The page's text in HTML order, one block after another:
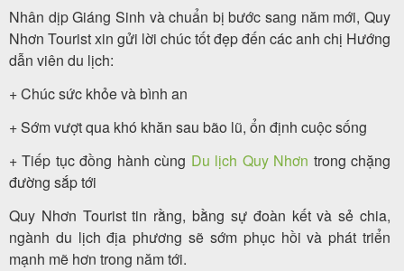
Nhân dịp Giáng Sinh và chuẩn bị bước sang năm mới, Quy
Nhơn Tourist xin gửi lời chúc tốt đẹp đến các anh chị Hướng
dẫn viên du lịch:
+ Chúc sức khỏe và bình an
+ Sớm vượt qua khó khăn sau bão lũ, ổn định cuộc sống
+ Tiếp tục đồng hành cùng Du lịch Quy Nhơn trong chặng
đường sắp tới
Quy Nhơn Tourist tin rằng, bằng sự đoàn kết và sẻ chia,
ngành du lịch địa phương sẽ sớm phục hồi và phát triển
mạnh mẽ hơn trong năm tới.